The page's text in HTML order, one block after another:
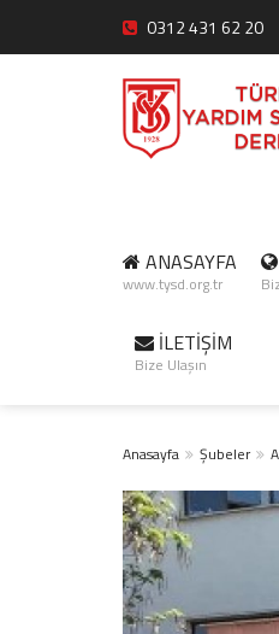
0312 431 62 20
ANASAYFA
www.tysd.org.tr
İLETİŞİM
Bize Ulaşın
Anasayfa Şubeler